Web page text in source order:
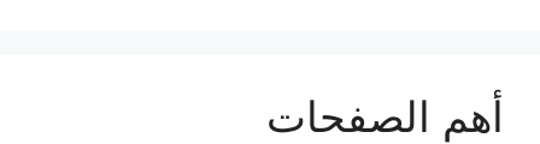
أهم الصفحات